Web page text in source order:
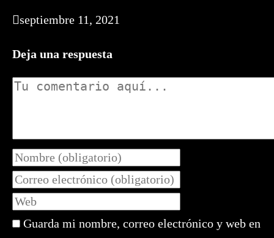
septiembre 11, 2021
Deja una respuesta
Comentario
Introduce
tu
nombre
o
de
Introduce
tu
dirección
de
Introduce
la
URLGuarda mi nombre, correo electrónico y web en